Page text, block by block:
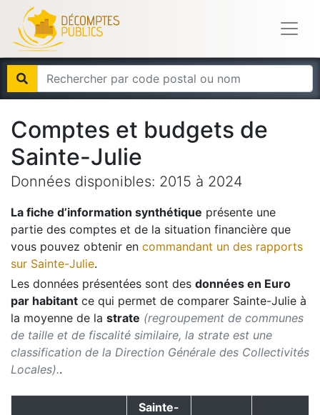
Comptes et budgets de
Sainte-Julie
Données disponibles: 2015 à 2024
La fiche d’information synthétique présente une
partie des comptes et de la situation financière que
vous pouvez obtenir en commandant un des rapports
sur Sainte-Julie.
Les données présentées sont des données en Euro
par habitant ce qui permet de comparer Sainte-Julie à
la moyenne de la strate (regroupement de communes
de taille et de fiscalité similaire, la strate est une
classification de la Direction Générale des Collectivités
Locales)..
Sainte-